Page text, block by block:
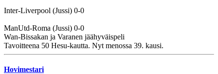
Inter-Liverpool (Jussi) 0-0
ManUtd-Roma (Jussi) 0-0
Wan-Bissakan ja Varanen jäähyväispeli
Tavoitteena 50 Hesu-kautta. Nyt menossa 39. kausi.
Hovimestari